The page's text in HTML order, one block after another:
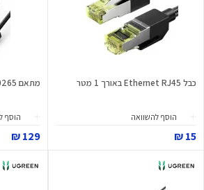
כבל Ethernet RJ45 באורך 1 מטר
הוסף להשוואה
15 ₪
מתאם USB 3.0 Hub 20265
הוסף
129 ₪